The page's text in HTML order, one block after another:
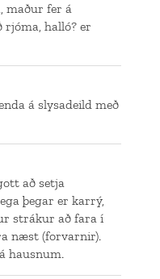
maður fer á
rjóma, halló? er
á slysadeild með
að setja
þegar er karrý,
strákur að fara í
næst (forvarnir).
hausnum.